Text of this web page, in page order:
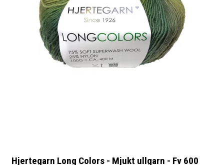
Hjertegarn Long Colors - Mjukt ullgarn - Fv 600